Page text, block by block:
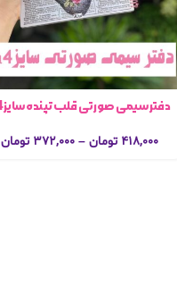
دفتر سیمی صورتی قلب تپنده سایزa4
۴۱۸,۰۰۰ تومان – ۳۷۲,۰۰۰ تومان